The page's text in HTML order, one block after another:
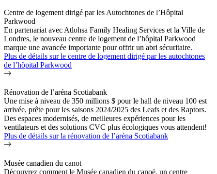
Centre de logement dirigé par les Autochtones de l’Hôpital
Parkwood
En partenariat avec Atlohsa Family Healing Services et la Ville de
Londres, le nouveau centre de logement de l’hôpital Parkwood
marque une avancée importante pour offrir un abri sécuritaire.
Plus de détails sur le centre de logement dirigé par les autochtones
de l’hôpital Parkwood
Rénovation de l’aréna Scotiabank
Une mise à niveau de 350 millions $ pour le hall de niveau 100 est
arrivée, prête pour les saisons 2024/2025 des Leafs et des Raptors.
Des espaces modernisés, de meilleures expériences pour les
ventilateurs et des solutions CVC plus écologiques vous attendent!
Plus de détails sur la rénovation de l’aréna Scotiabank
Musée canadien du canot
Découvrez comment le Musée canadien du canoë, un centre